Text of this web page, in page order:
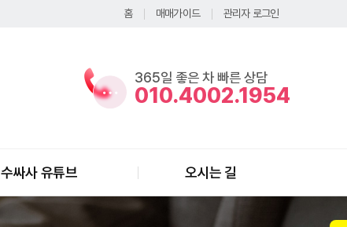
홈 매매가이드 관리자 로그인
365일 좋은 차 빠른 상담
010.4002.1954
수싸사 유튜브 오시는 길